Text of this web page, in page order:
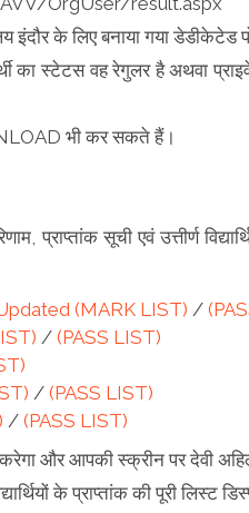
इंदौर के लिए बनाया गया डेडीकेटेड
का स्टेटस वह रेगुलर है अथवा
भी कर सकते हैं।
प्राप्तांक सूची एवं उत्तीर्ण
(MARK LIST) /
/ (PASS LIST)
/ (PASS LIST)
/ (PASS LIST)
और आपकी स्क्रीन पर देवी
के प्राप्तांक की पूरी लिस्ट